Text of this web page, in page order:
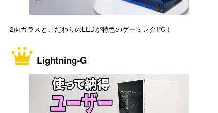
2面ガラスとこだわりのLEDが特色のゲーミングPC！
Lightning-G